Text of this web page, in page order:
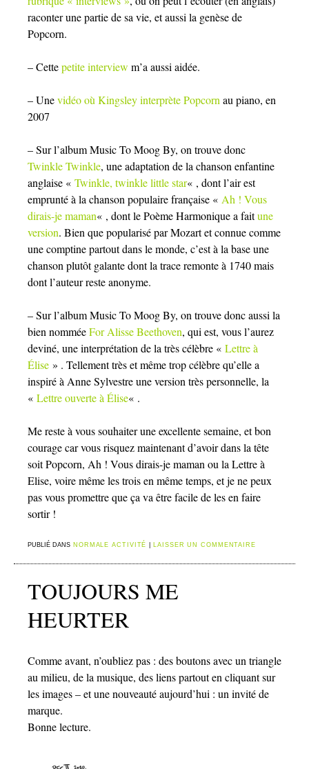
raconter une partie de sa vie, et aussi la genèse de
Popcorn.
– Cettepetite interview m’a aussi aidée.
– Unevidéo où Kingsley interprète Popcorn au piano, en
2007
– Sur l’album Music To Moog By, on trouve donc
Twinkle Twinkle, une adaptation de la chanson enfantine
anglaise « Twinkle, twinkle little star« , dont l’air est
emprunté à la chanson populaire française « Ah ! Vous
dirais-je maman« , dont le Poème Harmonique a faitune
version. Bien que popularisé par Mozart et connue comme
une comptine partout dans le monde, c’est à la base une
chanson plutôt galante dont la trace remonte à 1740 mais
dont l’auteur reste anonyme.
– Sur l’album Music To Moog By, on trouve donc aussi la
bien nomméeFor Alisse Beethoven, qui est, vous l’aurez
deviné, une interprétation de la très célèbre « Lettre à
Élise » . Tellement très et même trop célèbre qu’elle a
inspiré à Anne Sylvestre une version très personnelle, la
« Lettre ouverte à Élise« .
Me reste à vous souhaiter une excellente semaine, et bon
courage car vous risquez maintenant d’avoir dans la tête
soit Popcorn, Ah ! Vous dirais-je maman ou la Lettre à
Elise, voire même les trois en même temps, et je ne peux
pas vous promettre que ça va être facile de les en faire
sortir !
PUBLIÉ DANS NORMALE ACTIVITÉ LAISSER UN COMMENTAIRE
TOUJOURS ME
HEURTER
Comme avant, n’oubliez pas : des boutons avec un triangle
au milieu, de la musique, des liens partout en cliquant sur
les images – et une nouveauté aujourd’hui : un invité de
marque.
Bonne lecture.